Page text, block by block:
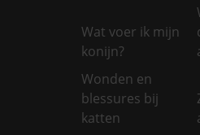
Wat voer ik mijn
konijn?
Wonden en
blessures bij
katten